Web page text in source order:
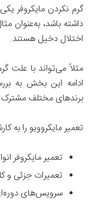
گرم نکردن مایکروفر
داشته باشد، به‌عنوان‌
اختلال دخیل هستند.
مثلاً می‌تواند با علت
ادامه این بخش به
برندهای مختلف مشترک
تعمیر مایکروویو را به
تعمیر مایکروفر
تعمیرات جزئی و
سرویس‌های